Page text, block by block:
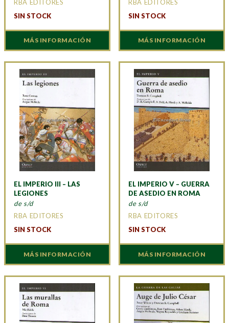
RBA EDITORES
SIN STOCK
MÁS INFORMACIÓN
RBA EDITORES
SIN STOCK
MÁS INFORMACIÓN
EL IMPERIO III – LAS
LEGIONES
de s/d
RBA EDITORES
SIN STOCK
MÁS INFORMACIÓN
EL IMPERIO V – GUERRA
DE ASEDIO EN ROMA
de s/d
RBA EDITORES
SIN STOCK
MÁS INFORMACIÓN